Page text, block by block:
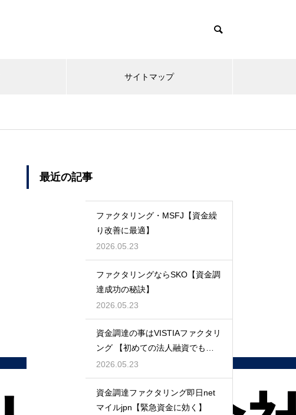
サイトマップ
最近の記事
ファクタリング・MSFJ【資金繰
り改善に最適】
2026.05.23
ファクタリングならSKO【資金調
達成功の秘訣】
2026.05.23
資金調達の事はVISTIAファクタリ
ング 【初めての法人融資でも安
心】
2026.05.23
資金調達ファクタリング即日net
マイルjpn【緊急資金に効く】